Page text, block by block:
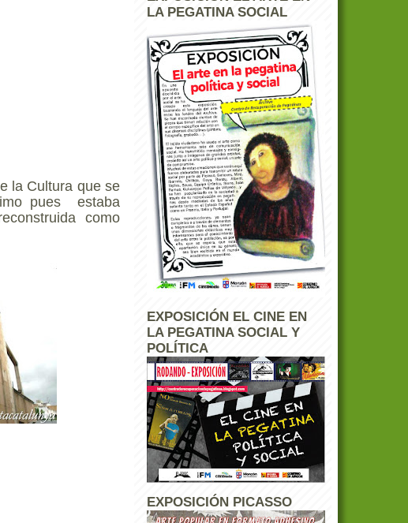
la Cultura que se
pues estaba
como
LA PEGATINA SOCIAL
EXPOSICIÓN EL CINE EN
LA PEGATINA SOCIAL Y
POLÍTICA
EXPOSICIÓN PICASSO